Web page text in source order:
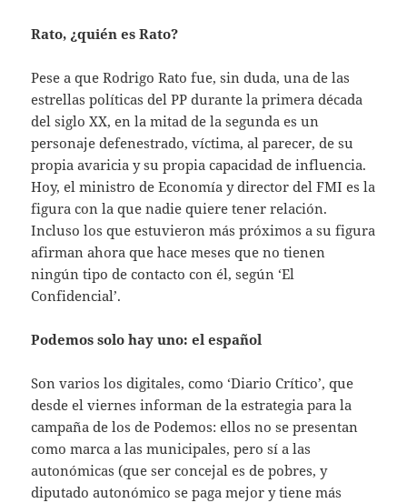
Rato, ¿quién es Rato?
Pese a que Rodrigo Rato fue, sin duda, una de las
estrellas políticas del PP durante la primera década
del siglo XX, en la mitad de la segunda es un
personaje defenestrado, víctima, al parecer, de su
propia avaricia y su propia capacidad de influencia.
Hoy, el ministro de Economía y director del FMI es la
figura con la que nadie quiere tener relación.
Incluso los que estuvieron más próximos a su figura
afirman ahora que hace meses que no tienen
ningún tipo de contacto con él, según ‘El
Confidencial’.
Podemos solo hay uno: el español
Son varios los digitales, como ‘Diario Crítico’, que
desde el viernes informan de la estrategia para la
campaña de los de Podemos: ellos no se presentan
como marca a las municipales, pero sí a las
autonómicas (que ser concejal es de pobres, y
diputado autonómico se paga mejor y tiene más